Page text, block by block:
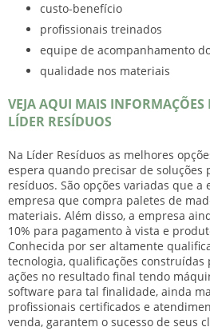
custo-benefício
profissionais treinados
equipe de acompanhamento
qualidade nos materiais
VEJA AQUI MAIS INFORMAÇÕES
LÍDER RESÍDUOS
Na Líder Resíduos as melhores
espera quando precisar de soluções
resíduos. São opções variadas que a
empresa que compra paletes de
materiais. Além disso, a empresa
10% para pagamento à vista e
Conhecida por ser altamente
tecnologia, qualificações construídas
ações no resultado final tendo
software para tal finalidade, ainda
profissionais certificados e
venda, garantem o sucesso de seus